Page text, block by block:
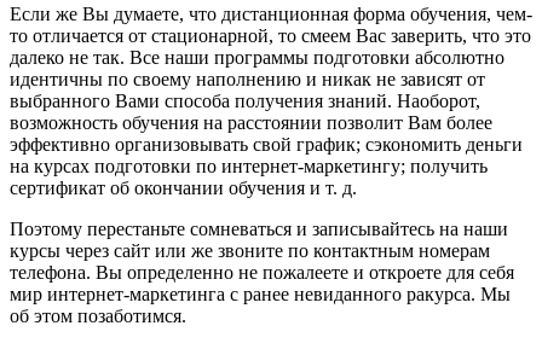
Если же Вы думаете, что дистанционная форма обучения, чем-
то отличается от стационарной, то смеем Вас заверить, что это
далеко не так. Все наши программы подготовки абсолютно
идентичны по своему наполнению и никак не зависят от
выбранного Вами способа получения знаний. Наоборот,
возможность обучения на расстоянии позволит Вам более
эффективно организовывать свой график; сэкономить деньги
на курсах подготовки по интернет-маркетингу; получить
сертификат об окончании обучения и т. д.
Поэтому перестаньте сомневаться и записывайтесь на наши
курсы через сайт или же звоните по контактным номерам
телефона. Вы определенно не пожалеете и откроете для себя
мир интернет-маркетинга с ранее невиданного ракурса. Мы
об этом позаботимся.